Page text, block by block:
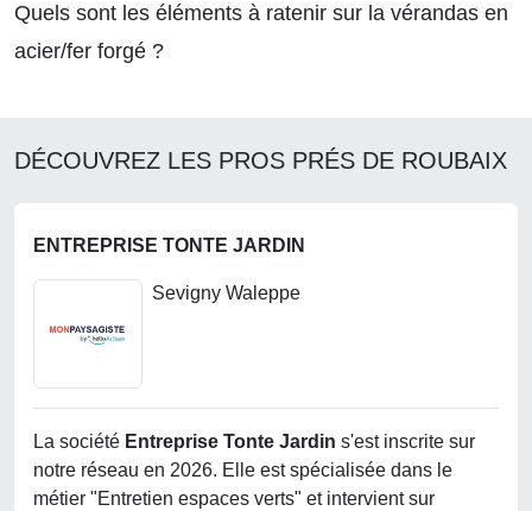
Quels sont les éléments à ratenir sur la vérandas en
acier/fer forgé ?
DÉCOUVREZ LES PROS PRÉS DE ROUBAIX
ENTREPRISE TONTE JARDIN
Sevigny Waleppe
La société Entreprise Tonte Jardin s'est inscrite sur
notre réseau en 2026. Elle est spécialisée dans le
métier "Entretien espaces verts" et intervient sur